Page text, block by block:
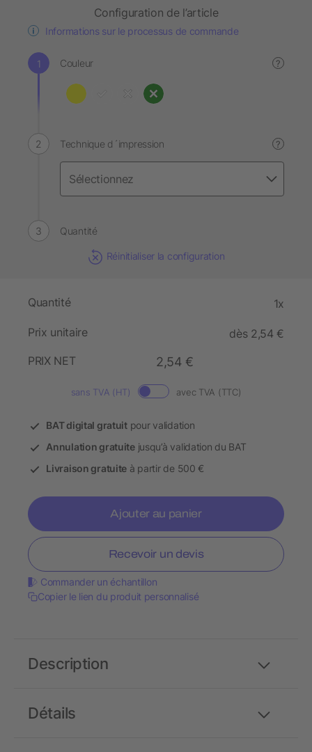
Configuration de l’article
Informations sur le processus de commande
Couleur ?
Technique d´impression ?
Quantité
Réinitialiser la configuration
Quantité 1x
Prix unitaire
dès 2,54 €
PRIX NET
2,54 €
sans TVA (HT) avec TVA (TTC)
BAT digital gratuitpour validation
Annulation gratuitejusqu’à validation du BAT
Livraison gratuite à partir de 500 €
Ajouter au panier
Recevoir un devis
Commander un échantillon
Copier le lien du produit personnalisé
Détails
Description